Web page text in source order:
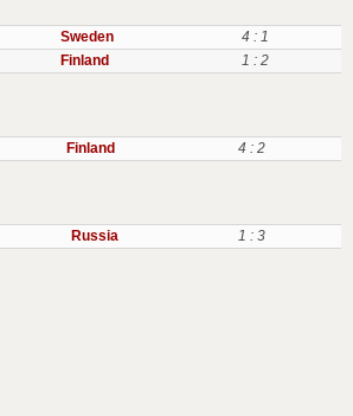
Sweden
4 : 1
Finland 1 : 2
Finland 4 : 2
Russia 1 : 3